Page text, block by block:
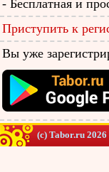
- Бесплатная и
Приступить к
Вы уже
(c) Tabor.ru 2026